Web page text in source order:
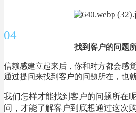
04
找到客户的问题
信赖感建立起来后，你和对方都会感
通过提问来找到客户的问题所在，也
我们怎样才能找到客户的问题所在
问，才能了解客户到底想通过这次